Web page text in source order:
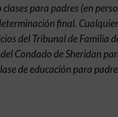
para padres (en
final.
del Tribunal de Familia
Condado de Sheridan
de educación para